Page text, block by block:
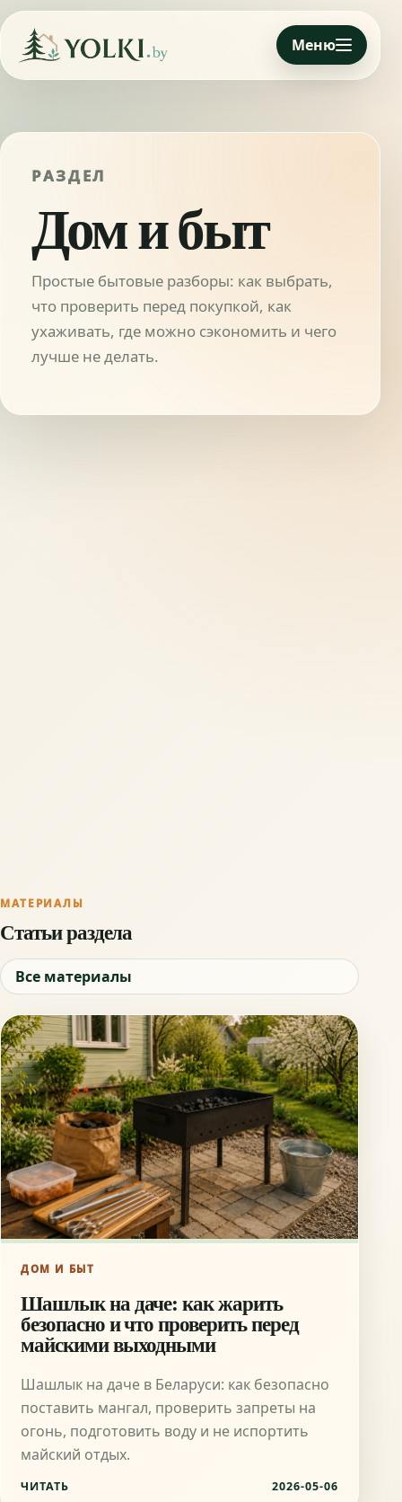
Меню
РАЗДЕЛ
Дом и быт
Простые бытовые разборы: как выбрать,
что проверить перед покупкой, как
ухаживать, где можно сэкономить и чего
лучше не делать.
МАТЕРИАЛЫ
Статьи раздела
Все материалы
ДОМ И БЫТ
Шашлык на даче: как жарить
безопасно и что проверить перед
майскими выходными
Шашлык на даче в Беларуси: как безопасно
поставить мангал, проверить запреты на
огонь, подготовить воду и не испортить
майский отдых.
ЧИТАТЬ 2026-05-06